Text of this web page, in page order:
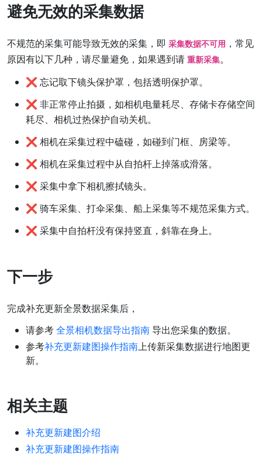
避免无效的采集数据
不规范的采集可能导致无效的采集，即 采集数据不可用 ，常见
原因有以下几种，请尽量避免，如果遇到请 重新采集。
❌ 忘记取下镜头保护罩，包括透明保护罩。
❌ 非正常停止拍摄，如相机电量耗尽、存储卡存储空间
耗尽、相机过热保护自动关机。
❌ 相机在采集过程中磕碰，如碰到门框、房梁等。
❌ 相机在采集过程中从自拍杆上掉落或滑落。
❌ 采集中拿下相机擦拭镜头。
❌ 骑车采集、打伞采集、船上采集等不规范采集方式。
❌ 采集中自拍杆没有保持竖直，斜靠在身上。
下一步
完成补充更新全景数据采集后，
请参考全景相机数据导出指南导出您采集的数据。
参考补充更新建图操作指南上传新采集数据进行地图更
新。
相关主题
补充更新建图介绍
补充更新建图操作指南